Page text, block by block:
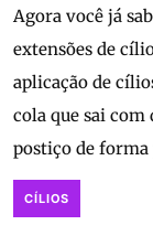
Agora você já
extensões de
aplicação de
cola que sai
postiço de forma
CÍLIOS